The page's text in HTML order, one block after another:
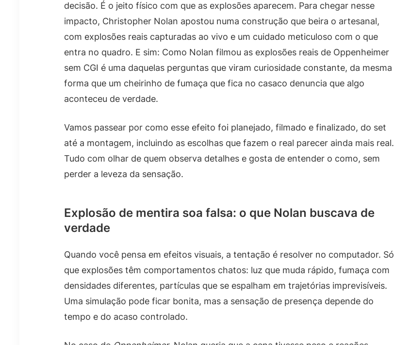
decisão. É o jeito físico com que as explosões aparecem. Para chegar nesse
impacto, Christopher Nolan apostou numa construção que beira o artesanal,
com explosões reais capturadas ao vivo e um cuidado meticuloso com o que
entra no quadro. E sim: Como Nolan filmou as explosões reais de Oppenheimer
sem CGI é uma daquelas perguntas que viram curiosidade constante, da mesma
forma que um cheirinho de fumaça que fica no casaco denuncia que algo
aconteceu de verdade.
Vamos passear por como esse efeito foi planejado, filmado e finalizado, do set
até a montagem, incluindo as escolhas que fazem o real parecer ainda mais real.
Tudo com olhar de quem observa detalhes e gosta de entender o como, sem
perder a leveza da sensação.
Explosão de mentira soa falsa: o que Nolan buscava de
verdade
Quando você pensa em efeitos visuais, a tentação é resolver no computador. Só
que explosões têm comportamentos chatos: luz que muda rápido, fumaça com
densidades diferentes, partículas que se espalham em trajetórias imprevisíveis.
Uma simulação pode ficar bonita, mas a sensação de presença depende do
tempo e do acaso controlado.